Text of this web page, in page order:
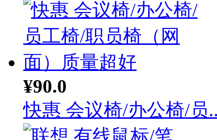
¥90.0
快惠 会议椅/办公椅/员